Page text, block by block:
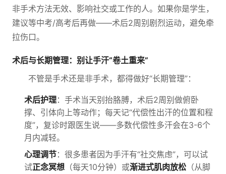
非手术方法无效、影响社交或工作的人。如果你是学生，
建议等中考/高考后再做——术后2周别剧烈运动，避免牵
拉伤口。
术后与长期管理：别让手汗“卷土重来”
不管是手术还是非手术，都得做好“长期管理”：
术后护理：手术当天别抬胳膊，术后2周别做俯卧
撑、引体向上等动作；每天记“代偿性出汗的位置和程
度”，复诊时跟医生说——多数代偿性多汗会在3-6个
月内减轻。
心理调节：很多患者因为手汗有“社交焦虑”，可以试
试正念冥想 （每天10分钟）或渐进式肌肉放松 （从脚